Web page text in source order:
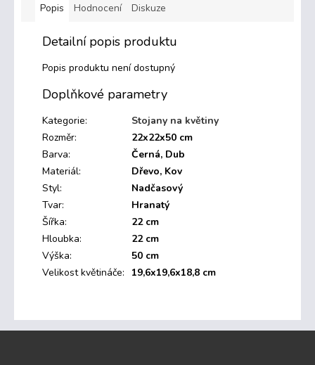
Popis Hodnocení Diskuze
Detailní popis produktu
Popis produktu není dostupný
Doplňkové parametry
Kategorie:
Stojany na květiny
Rozměr:
22x22x50 cm
Barva:
Černá, Dub
Materiál:
Dřevo, Kov
Styl:
Nadčasový
Tvar:
Hranatý
Šířka:
22 cm
Hloubka:
22 cm
Výška:
50 cm
Velikost květináče: 19,6x19,6x18,8 cm
Z